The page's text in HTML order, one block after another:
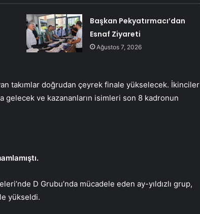
Başkan Pekyatırmacı’dan
Esnaf Ziyareti
Ağustos 7, 2026
takımlar doğrudan çeyrek finale yükselecek. İkinciler
gelecek ve kazananların isimleri son 8 kadronun
D Grubu’nda mücadele eden ay-yıldızlı grup,
yükseldi.